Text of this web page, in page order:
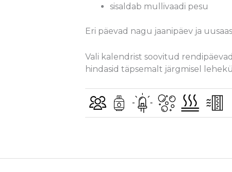
sisaldab mullivaadi pesu
Eri päevad nagu jaanipäev ja
Vali kalendrist soovitud
hindasid täpsemalt järgmisel